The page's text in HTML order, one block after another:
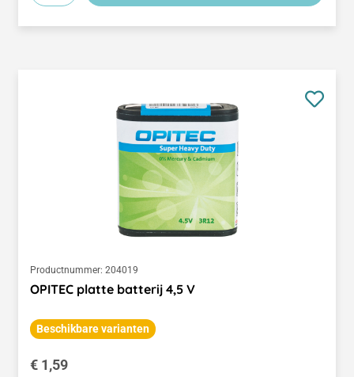
Productnummer: 204019
OPITEC platte batterij 4,5 V
Beschikbare varianten
Normale prijs:
€ 1,59